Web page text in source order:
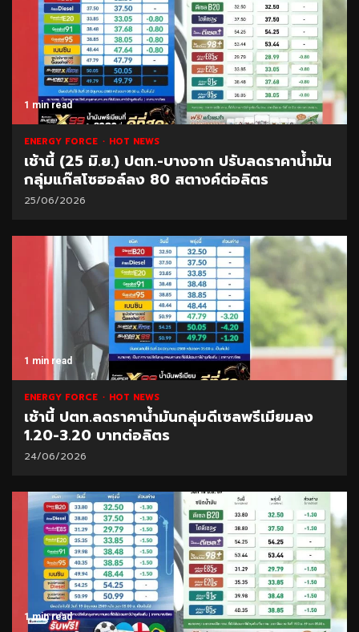
1 min read
ENERGY FORCE HOT NEWS
เช้านี้ (25 มิ.ย.) ปตท.-บางจาก ปรับลดราคาน้ำมัน
กลุ่มแก๊สโซฮอล์ลง 80 สตางค์ต่อลิตร
25/06/2026
1 min read
ENERGY FORCE HOT NEWS
เช้านี้ ปตท.ลดราคาน้ำมันกลุ่มดีเซลพรีเมียมลง
1.20-3.20 บาทต่อลิตร
24/06/2026
1 min read